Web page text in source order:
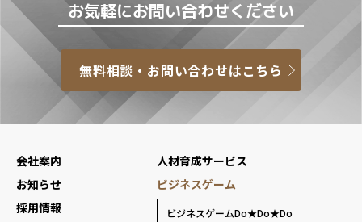
お気軽にお問い合わせください
無料相談・お問い合わせはこちら
会社案内
お知らせ
採用情報
人材育成サービス
ビジネスゲーム
ビジネスゲームDo★Do★Do